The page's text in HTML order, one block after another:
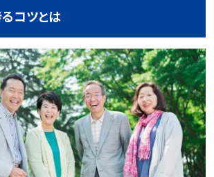
コツとは